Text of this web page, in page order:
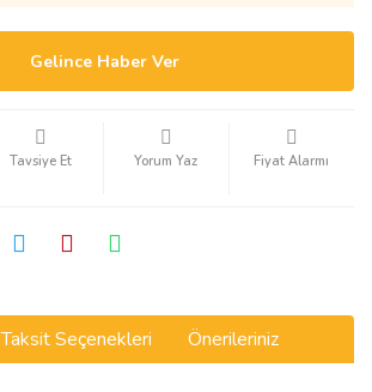
Gelince Haber Ver
Tavsiye Et Yorum Yaz Fiyat Alarmı
Taksit Seçenekleri Önerileriniz